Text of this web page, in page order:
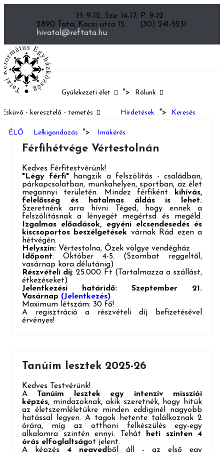
H: 9-12; Sze: 14-17; P: 9-12
2890 Tata, Kocsi utca 15.
(30) 241-5231
hivatal@reftata.hu
Gyülekezeti élet "> Rólunk
Esküvő - keresztelő - temetés Hirdetések "> Keresés
ÉLŐ Lelkigondozás "> Imakérés
Férfihétvége Vértestolnán
Kedves Férfitestvérünk!
"Légy férfi" hangzik a felszólítás - családban,
párkapcsolatban, munkahelyen, sportban, az élet
megannyi területén. Mindez férfiként
kihívás,
felelősség és hatalmas áldás is lehet.
Szeretnénk arra hívni Téged, hogy ennek a
felszólításnak a lényegét megértsd és megéld.
Izgalmas előadások, egyéni elcsendesedés és
kiscsoportos beszélgetések várnak Rád ezen a
hétvégén.
Helyszín: Vértestolna, Őzek völgye vendégház
Időpont: Október 4-5. (Szombat reggeltől,
vasárnap kora délutánig)
Részvételi díj: 25.000 Ft (Tartalmazza a szállást,
étkezéseket)
Jelentkezési határidő: Szeptember 21.
Vasárnap (Jelentkezés)
Maximum létszám: 30 fő!
A regisztráció a részvételi díj befizetésével
érvényes!
Tanúim lesztek 2025-26
Kedves Testvérünk!
A Tanúim lesztek egy intenzív missziói
képzés, mindazoknak, akik szeretnék, hogy hitük
az életszemléletükre minden eddiginél nagyobb
hatással legyen. A tagok hetente találkoznak 2
órára, míg az otthoni felkészülés egy-egy
alkalomra szintén ennyi. Tehát
heti szinten 4
órás elfoglaltságot jelent.
A képzés 4 negyed ből áll - az első egy